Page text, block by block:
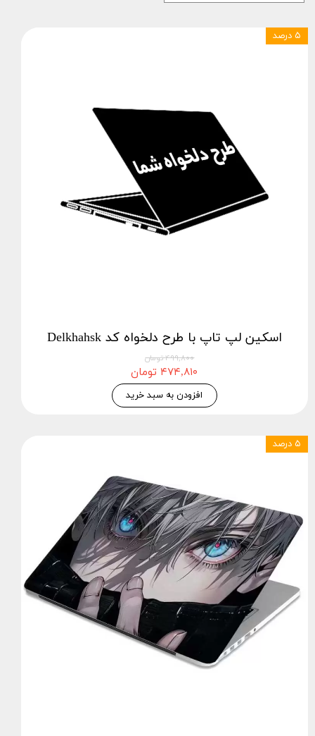
اسکین لپ تاپ با طرح دلخواه کد Delkhahsk
۴۹۹,۸۰۰ تومان
۴۷۴,۸۱۰ تومان
افزودن به سبد خرید
۵ درصد
۵ درصد